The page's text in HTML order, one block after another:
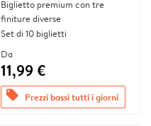
Biglietto premium con tre
finiture diverse
Set di 10 biglietti
Da
11,99 €
offers Prezzi bassi tutti i giorni